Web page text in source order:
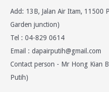
Add: 13B, Jalan Air Itam, 11500
Garden junction)
Tel : 04-829 0614
Email :dapairputih@gmail.com
Contact person - Mr Hong Kian
Putih)